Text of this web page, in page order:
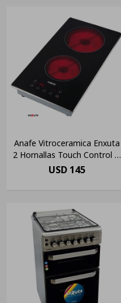
Anafe Vitroceramica Enxuta
2 Hornallas Touch Control Js
Ltda Color Negro
USD 145